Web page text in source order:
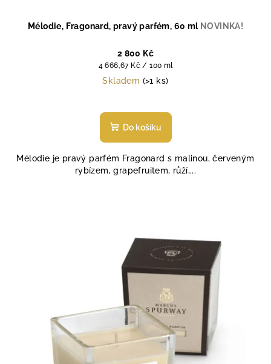
Mélodie, Fragonard, pravý parfém, 60 ml NOVINKA!
2 800 Kč
Měrná
cena:
4 666,67 Kč / 100 ml
Skladem (>1 ks)
hodnocení
produktu
z
5
Do košíku
Mélodie je pravý parfém Fragonard s malinou, červeným
rybízem, grapefruitem, růží,...